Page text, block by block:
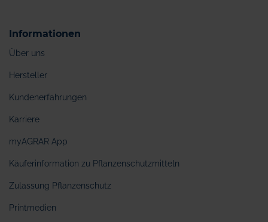
Informationen
Über uns
Hersteller
Kundenerfahrungen
Karriere
myAGRAR App
Käuferinformation zu Pflanzenschutzmitteln
Zulassung Pflanzenschutz
Printmedien